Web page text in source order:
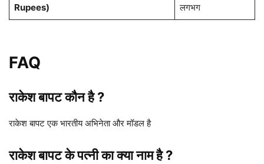
Rupees)
लगभग
FAQ
राकेश बापट कौन है ?
राकेश बापट एक भारतीय अभिनेता और मॉडल है
राकेश बापट के पत्नी का क्या नाम है ?